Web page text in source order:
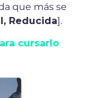
que más se
Reducida].
cursarlo